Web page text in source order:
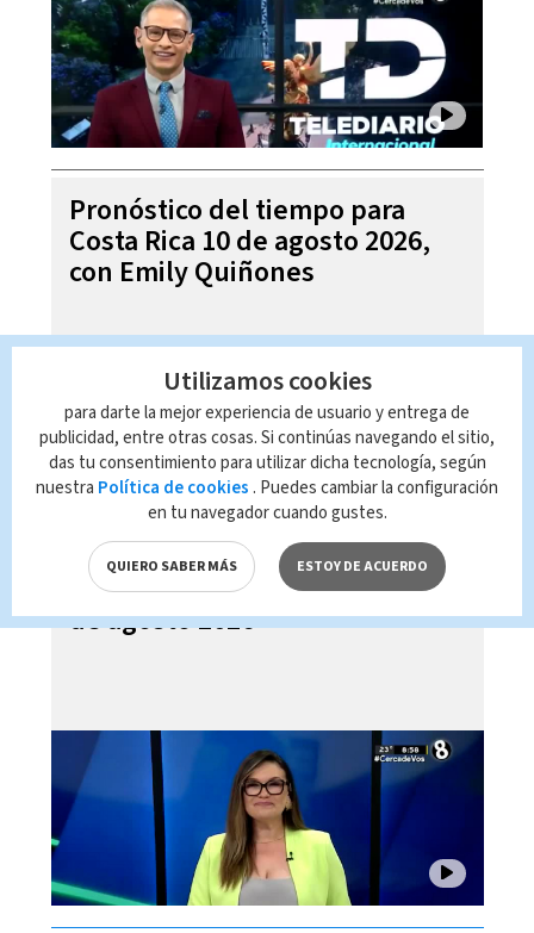
Pronóstico del tiempo para
Costa Rica 10 de agosto 2026,
con Emily Quiñones
Noticias Telediario Estelar, 07
de agosto 2026
Utilizamos cookies
para darte la mejor experiencia de usuario y entrega de
publicidad, entre otras cosas. Si continúas navegando el sitio,
das tu consentimiento para utilizar dicha tecnología, según
nuestra Política de cookies . Puedes cambiar la configuración
en tu navegador cuando gustes.
QUIERO SABER MÁS ESTOY DE ACUERDO